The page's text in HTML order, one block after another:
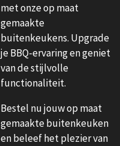
met onze op maat
gemaakte
buitenkeukens. Upgrade
je BBQ-ervaring en geniet
van de stijlvolle
functionaliteit.
Bestel nu jouw op maat
gemaakte buitenkeuken
en beleef het plezier van